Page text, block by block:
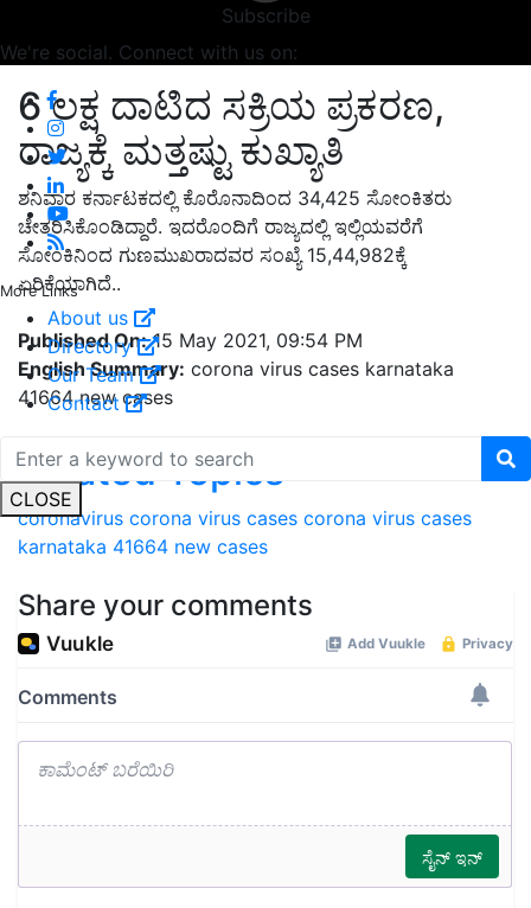
Subscribe
We're social. Connect with us on:
More Links
About us
Directory
Our Team
Contact
CLOSE
6 ಲಕ್ಷ ದಾಟಿದ ಸಕ್ರಿಯ ಪ್ರಕರಣ,
ರಾಜ್ಯಕ್ಕೆ ಮತ್ತಷ್ಟು ಕುಖ್ಯಾತಿ
ಶನಿವಾರ ಕರ್ನಾಟಕದಲ್ಲಿ ಕೊರೊನಾದಿಂದ 34,425 ಸೋಂಕಿತರು
ಚೇತರಿಸಿಕೊಂಡಿದ್ದಾರೆ. ಇದರೊಂದಿಗೆ ರಾಜ್ಯದಲ್ಲಿ ಇಲ್ಲಿಯವರೆಗೆ
ಸೋಂಕಿನಿಂದ ಗುಣಮುಖರಾದವರ ಸಂಖ್ಯೆ 15,44,982ಕ್ಕೆ
ಏರಿಕೆಯಾಗಿದೆ..
Published On:15 May 2021, 09:54 PM
English Summary:corona virus cases karnataka
41664 new cases
Related Topics
coronavirus corona virus cases
karnataka 41664 new cases